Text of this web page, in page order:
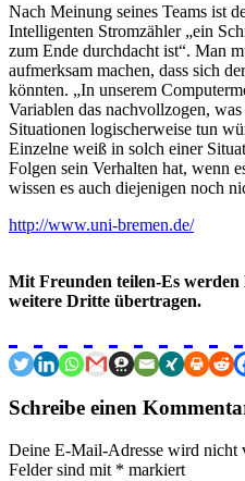
Nach Meinung seines Teams ist
Intelligenten Stromzähler „ein
zum Ende durchdacht ist“. Man
aufmerksam machen, dass sich
könnten. „In unserem
Variablen das nachvollzogen,
Situationen logischerweise tun
Einzelne weiß in solch einer
Folgen sein Verhalten hat, wenn
wissen es auch diejenigen noch
http://www.uni-bremen.de/
Mit Freunden teilen-Es
weitere Dritte übertragen.
Schreibe einen
Deine E-Mail-Adresse wird nicht
Felder sind mit * markiert